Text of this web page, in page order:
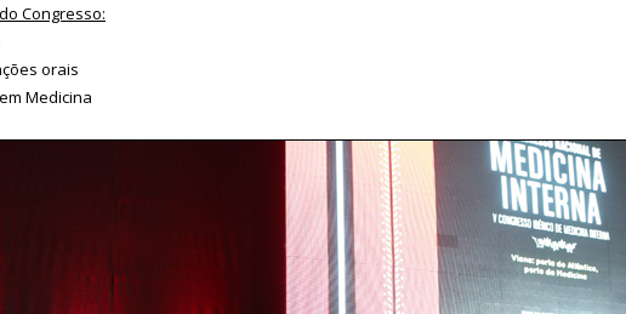
Congresso:
orais
Medicina